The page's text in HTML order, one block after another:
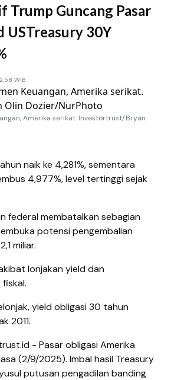
Trump Guncang Pasar
USTreasury 30Y
WIB
Amerika serikat. Investortrust/Bryan
naik ke 4,281%, sementara
4,977%, level tertinggi sejak
federal membatalkan sebagian
potensi pengembalian
miliar.
lonjakan yield dan
yield obligasi 30 tahun
2011.
- Pasar obligasi Amerika
(2/9/2025). Imbal hasil Treasury
putusan pengadilan banding